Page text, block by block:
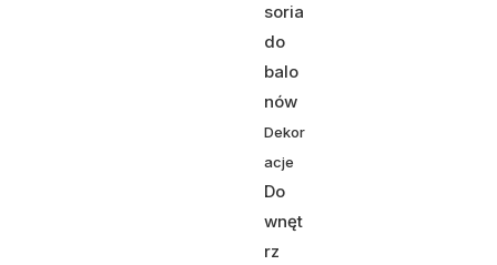
soria
do
balo
nów
Dekor
acje
Do
wnęt
rz